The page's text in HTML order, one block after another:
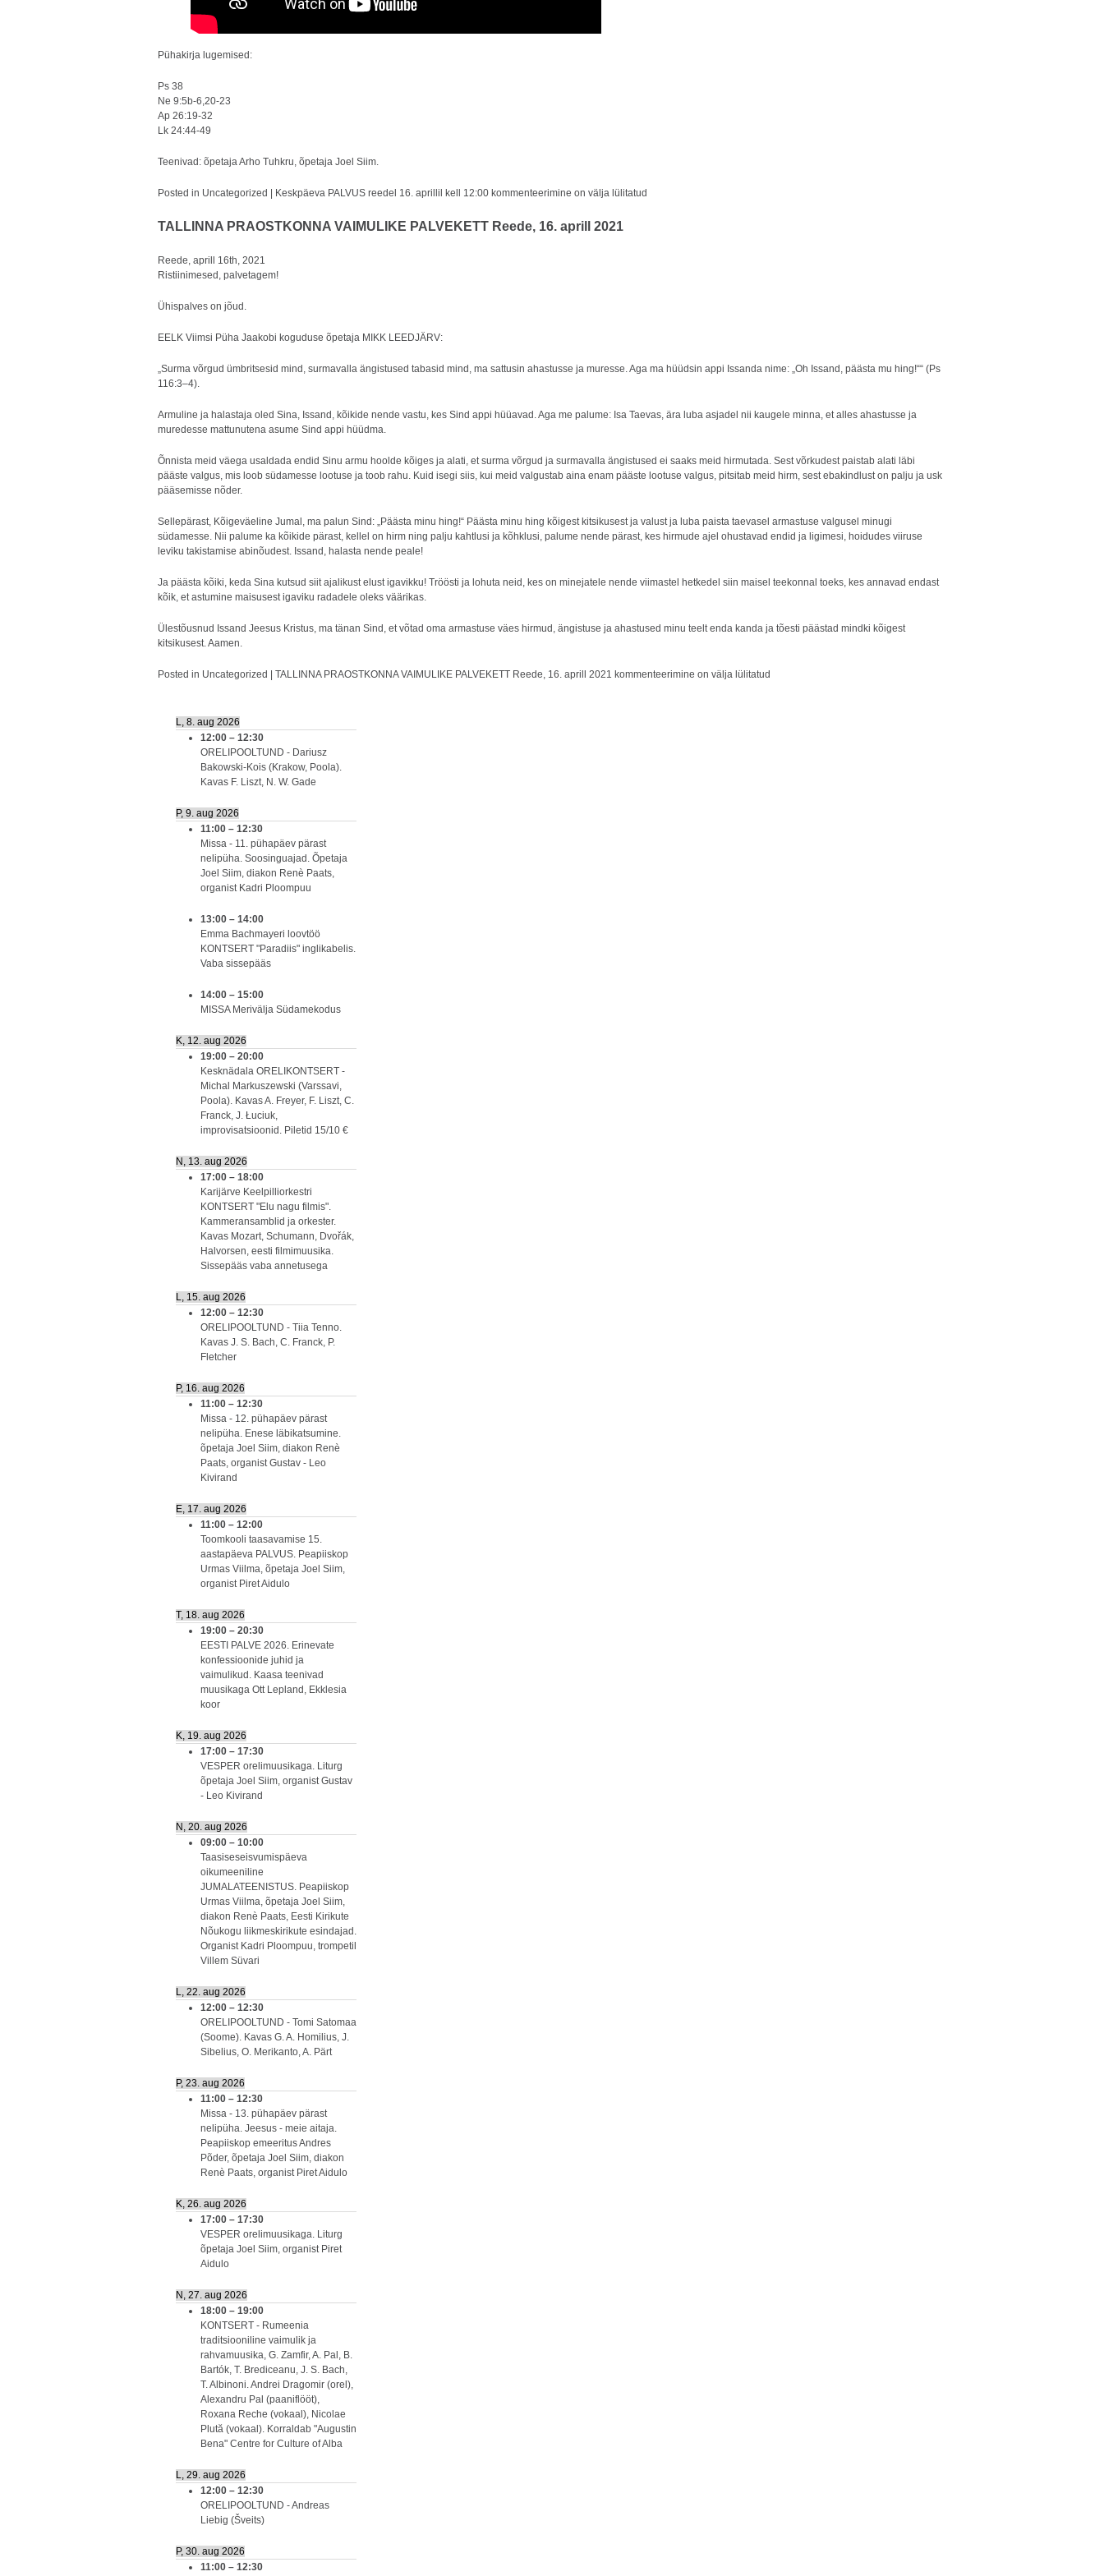
Pühakirja lugemised:
Ps 38
Ne 9:5b-6,20-23
Ap 26:19-32
Lk 24:44-49
Teenivad: õpetaja Arho Tuhkru, õpetaja Joel Siim.
Posted in Uncategorized Keskpäeva PALVUS reedel 16. aprillil kell 12:00 kommenteerimine on välja lülitatud
TALLINNA PRAOSTKONNA VAIMULIKE PALVEKETT Reede, 16. aprill 2021
Reede, aprill 16th, 2021
Ristiinimesed, palvetagem!
Ühispalves on jõud.
EELK Viimsi Püha Jaakobi koguduse õpetaja MIKK LEEDJÄRV:
„Surma võrgud ümbritsesid mind, surmavalla ängistused tabasid mind, ma sattusin ahastusse ja muresse. Aga ma hüüdsin appi Issanda nime: „Oh Issand, päästa mu hing!““ (Ps
116:3–4).
Armuline ja halastaja oled Sina, Issand, kõikide nende vastu, kes Sind appi hüüavad. Aga me palume: Isa Taevas, ära luba asjadel nii kaugele minna, et alles ahastusse ja
muredesse mattunutena asume Sind appi hüüdma.
Õnnista meid väega usaldada endid Sinu armu hoolde kõiges ja alati, et surma võrgud ja surmavalla ängistused ei saaks meid hirmutada. Sest võrkudest paistab alati läbi
pääste valgus, mis loob südamesse lootuse ja toob rahu. Kuid isegi siis, kui meid valgustab aina enam pääste lootuse valgus, pitsitab meid hirm, sest ebakindlust on palju ja usk
pääsemisse nõder.
Sellepärast, Kõigeväeline Jumal, ma palun Sind: „Päästa minu hing!“ Päästa minu hing kõigest kitsikusest ja valust ja luba paista taevasel armastuse valgusel minugi
südamesse. Nii palume ka kõikide pärast, kellel on hirm ning palju kahtlusi ja kõhklusi, palume nende pärast, kes hirmude ajel ohustavad endid ja ligimesi, hoidudes viiruse
leviku takistamise abinõudest. Issand, halasta nende peale!
Ja päästa kõiki, keda Sina kutsud siit ajalikust elust igavikku! Tröösti ja lohuta neid, kes on minejatele nende viimastel hetkedel siin maisel teekonnal toeks, kes annavad endast
kõik, et astumine maisusest igaviku radadele oleks väärikas.
Ülestõusnud Issand Jeesus Kristus, ma tänan Sind, et võtad oma armastuse väes hirmud, ängistuse ja ahastused minu teelt enda kanda ja tõesti päästad mindki kõigest
kitsikusest. Aamen.
Posted in Uncategorized TALLINNA PRAOSTKONNA VAIMULIKE PALVEKETT Reede, 16. aprill 2021 kommenteerimine on välja lülitatud
L, 8. aug 2026
12:00 – 12:30
ORELIPOOLTUND - Dariusz
Bakowski-Kois (Krakow, Poola).
Kavas F. Liszt, N. W. Gade
P, 9. aug 2026
11:00 – 12:30
Missa - 11. pühapäev pärast
nelipüha. Soosinguajad. Õpetaja
Joel Siim, diakon Renè Paats,
organist Kadri Ploompuu
13:00 – 14:00
Emma Bachmayeri loovtöö
KONTSERT "Paradiis" inglikabelis.
Vaba sissepääs
14:00 – 15:00
MISSA Merivälja Südamekodus
K, 12. aug 2026
19:00 – 20:00
Kesknädala ORELIKONTSERT -
Michal Markuszewski (Varssavi,
Poola). Kavas A. Freyer, F. Liszt, C.
Franck, J. Łuciuk,
improvisatsioonid. Piletid 15/10 €
N, 13. aug 2026
17:00 – 18:00
Karijärve Keelpilliorkestri
KONTSERT "Elu nagu filmis".
Kammeransamblid ja orkester.
Kavas Mozart, Schumann, Dvořák,
Halvorsen, eesti filmimuusika.
Sissepääs vaba annetusega
L, 15. aug 2026
12:00 – 12:30
ORELIPOOLTUND - Tiia Tenno.
Kavas J. S. Bach, C. Franck, P.
Fletcher
P, 16. aug 2026
11:00 – 12:30
Missa - 12. pühapäev pärast
nelipüha. Enese läbikatsumine.
õpetaja Joel Siim, diakon Renè
Paats, organist Gustav - Leo
Kivirand
E, 17. aug 2026
11:00 – 12:00
Toomkooli taasavamise 15.
aastapäeva PALVUS. Peapiiskop
Urmas Viilma, õpetaja Joel Siim,
organist Piret Aidulo
T, 18. aug 2026
19:00 – 20:30
EESTI PALVE 2026. Erinevate
konfessioonide juhid ja
vaimulikud. Kaasa teenivad
muusikaga Ott Lepland, Ekklesia
koor
K, 19. aug 2026
17:00 – 17:30
VESPER orelimuusikaga. Liturg
õpetaja Joel Siim, organist Gustav
- Leo Kivirand
N, 20. aug 2026
09:00 – 10:00
Taasiseseisvumispäeva
oikumeeniline
JUMALATEENISTUS. Peapiiskop
Urmas Viilma, õpetaja Joel Siim,
diakon Renè Paats, Eesti Kirikute
Nõukogu liikmeskirikute esindajad.
Organist Kadri Ploompuu, trompetil
Villem Süvari
L, 22. aug 2026
12:00 – 12:30
ORELIPOOLTUND - Tomi Satomaa
(Soome). Kavas G. A. Homilius, J.
Sibelius, O. Merikanto, A. Pärt
P, 23. aug 2026
11:00 – 12:30
Missa - 13. pühapäev pärast
nelipüha. Jeesus - meie aitaja.
Peapiiskop emeeritus Andres
Põder, õpetaja Joel Siim, diakon
Renè Paats, organist Piret Aidulo
K, 26. aug 2026
17:00 – 17:30
VESPER orelimuusikaga. Liturg
õpetaja Joel Siim, organist Piret
Aidulo
N, 27. aug 2026
18:00 – 19:00
KONTSERT - Rumeenia
traditsiooniline vaimulik ja
rahvamuusika, G. Zamfir, A. Pal, B.
Bartók, T. Brediceanu, J. S. Bach,
T. Albinoni. Andrei Dragomir (orel),
Alexandru Pal (paaniflööt),
Roxana Reche (vokaal), Nicolae
Plută (vokaal). Korraldab "Augustin
Bena" Centre for Culture of Alba
L, 29. aug 2026
12:00 – 12:30
ORELIPOOLTUND - Andreas
Liebig (Šveits)
P, 30. aug 2026
11:00 – 12:30